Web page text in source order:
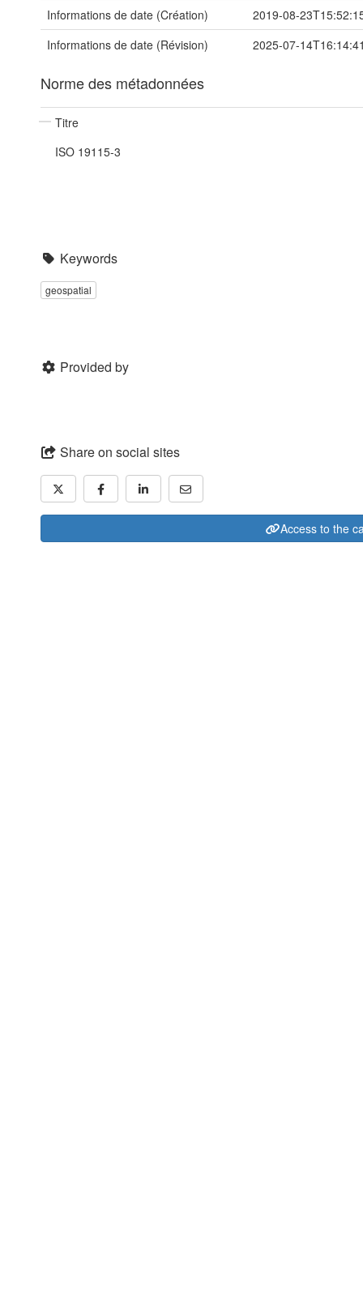
Informations de date (Création)
2019-08-
Informations de date (Révision)
2025-07-
Norme des métadonnées
Titre
ISO 19115-3
Keywords
geospatial
Provided by
Share on social sites
Access to the